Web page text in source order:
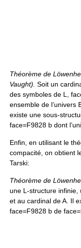
Théorème de
Vaught). Soit un
des symboles de L,
ensemble de l’univers
existe une sous-
face=F9828 b dont
Enfin, en utilisant le
compacité, on obtient
Tarski:
Théorème de
une L-structure infinie,
et au cardinal de A. Il
face=F9828 b de